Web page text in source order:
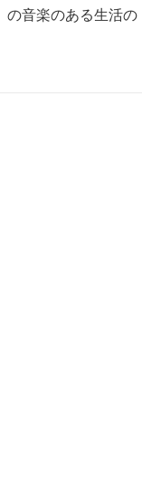
の音楽のある生活の